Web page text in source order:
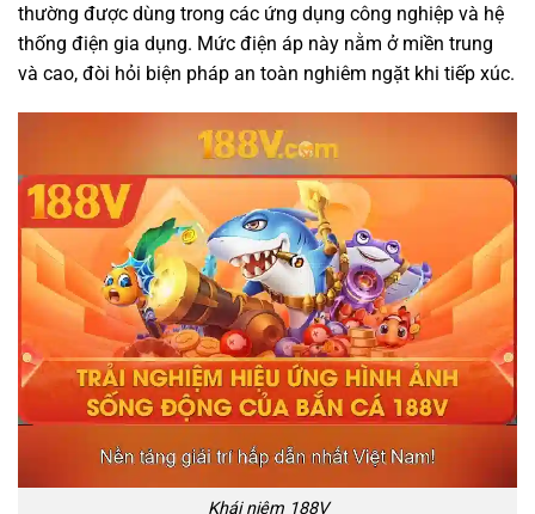
thường được dùng trong các ứng dụng công nghiệp và hệ
thống điện gia dụng. Mức điện áp này nằm ở miền trung
và cao, đòi hỏi biện pháp an toàn nghiêm ngặt khi tiếp xúc.
Khái niệm 188V